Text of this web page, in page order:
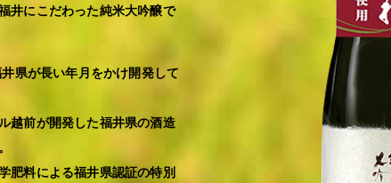
井にこだわった純米大吟醸で
県が長い年月をかけ開発して
越前が開発した福井県の酒造
肥料による福井県認証の特別